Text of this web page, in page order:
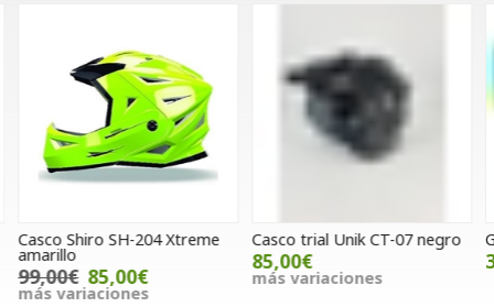
Casco Shiro SH-204 Xtreme
amarillo
99,00€ 85,00€
más variaciones
Casco trial Unik CT-07 negro
85,00€
más variaciones